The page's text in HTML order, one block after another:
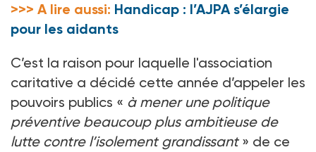
>>> A lire aussi: Handicap : l’AJPA s’élargie
pour les aidants
C’est la raison pour laquelle l'association
caritative a décidé cette année d’appeler les
pouvoirs publics « à mener une politique
préventive beaucoup plus ambitieuse de
lutte contre l’isolement grandissant » de ce